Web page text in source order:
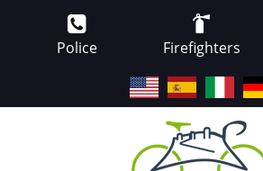
Police Firefighters